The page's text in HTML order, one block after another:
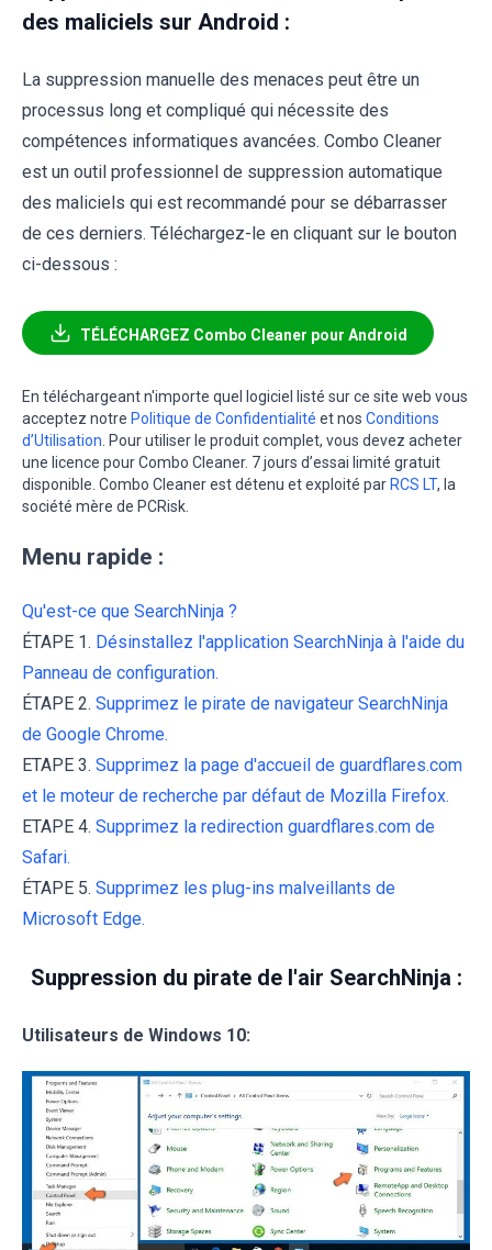
des maliciels sur Android :
La suppression manuelle des menaces peut être un
processus long et compliqué qui nécessite des
compétences informatiques avancées. Combo Cleaner
est un outil professionnel de suppression automatique
des maliciels qui est recommandé pour se débarrasser
de ces derniers. Téléchargez-le en cliquant sur le bouton
ci-dessous :
TÉLÉCHARGEZ Combo Cleaner pour Android
En téléchargeant n'importe quel logiciel listé sur ce site web vous
acceptez notre Politique de Confidentialité et nos Conditions
d’Utilisation . Pour utiliser le produit complet, vous devez acheter
une licence pour Combo Cleaner. 7 jours d’essai limité gratuit
disponible. Combo Cleaner est détenu et exploité parRCS LT, la
société mère de PCRisk.
Menu rapide :
Qu'est-ce que SearchNinja ?
ÉTAPE 1. Désinstallez l'application SearchNinja à l'aide du
Panneau de configuration.
ÉTAPE 2. Supprimez le pirate de navigateur SearchNinja
de Google Chrome.
ETAPE 3. Supprimez la page d'accueil de guardflares.com
et le moteur de recherche par défaut de Mozilla Firefox.
ETAPE 4. Supprimez la redirection guardflares.com de
Safari.
ÉTAPE 5. Supprimez les plug-ins malveillants de
Microsoft Edge.
Suppression du pirate de l'air SearchNinja :
Utilisateurs de Windows 10: